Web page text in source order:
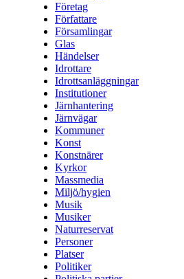
Företag
Författare
Församlingar
Glas
Händelser
Idrottare
Idrottsanläggningar
Institutioner
Järnhantering
Järnvägar
Kommuner
Konst
Konstnärer
Kyrkor
Massmedia
Miljö/hygien
Musik
Musiker
Naturreservat
Personer
Platser
Politiker